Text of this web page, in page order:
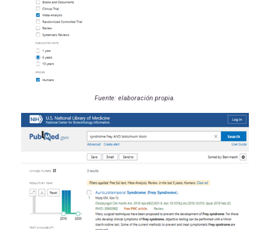
Fuente: elaboración propia.